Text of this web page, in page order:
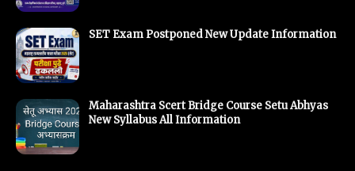
SET Exam Postponed New Update Information
Maharashtra Scert Bridge Course Setu Abhyas
New Syllabus All Information